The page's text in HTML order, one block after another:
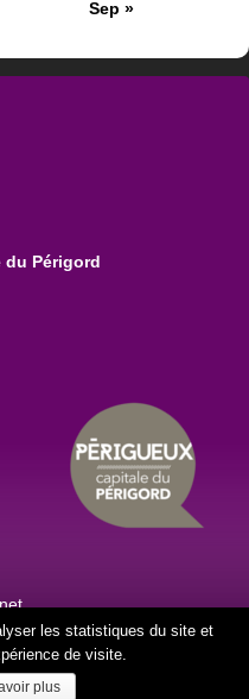
Sep »
du Périgord
tous droits réservés.
les statistiques du site et
de visite.
plus